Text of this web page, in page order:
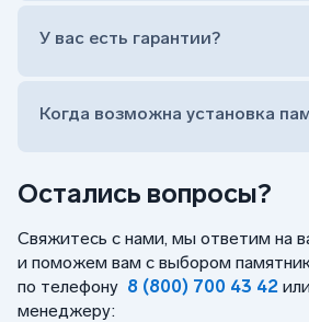
Остались вопросы?
Свяжитесь с нами, мы ответим на
и поможем вам с выбором
по телефону 8 (800) 700 43 42
менеджеру:
Оформить заказ удаленно
Заказать бесплатный выезд
У вас есть гарантии?
Когда возможна установка